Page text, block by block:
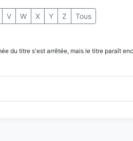
V W X Y Z Tous
du titre s'est arrêtée, mais le titre paraît